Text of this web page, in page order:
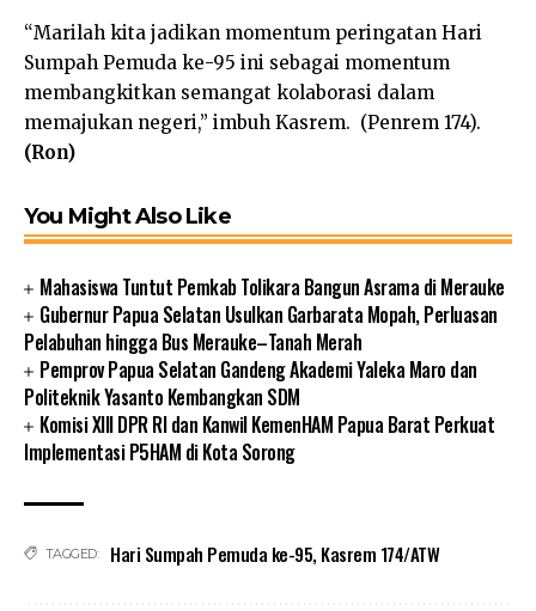
“Marilah kita jadikan momentum peringatan Hari
Sumpah Pemuda ke-95 ini sebagai momentum
membangkitkan semangat kolaborasi dalam
memajukan negeri,” imbuh Kasrem. (Penrem 174).
(Ron)
You Might Also Like
Mahasiswa Tuntut Pemkab Tolikara Bangun Asrama di Merauke
Gubernur Papua Selatan Usulkan Garbarata Mopah, Perluasan
Pelabuhan hingga Bus Merauke–Tanah Merah
Pemprov Papua Selatan Gandeng Akademi Yaleka Maro dan
Politeknik Yasanto Kembangkan SDM
Komisi XIII DPR RI dan Kanwil KemenHAM Papua Barat Perkuat
Implementasi P5HAM di Kota Sorong
TAGGED: Hari Sumpah Pemuda ke-95, Kasrem 174/ATW